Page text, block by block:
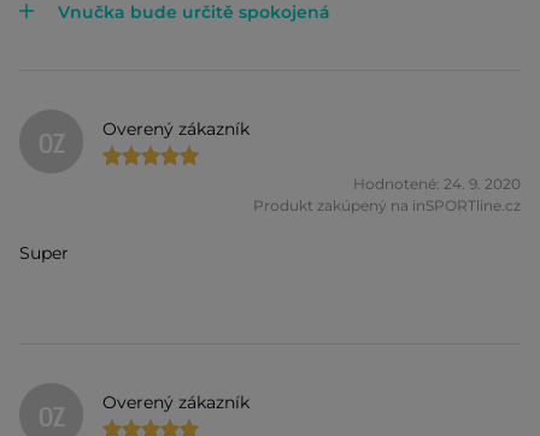
Vnučka bude určitě spokojená
OZ Overený zákazník
Hodnotené: 24. 9. 2020
Produkt zakúpený na inSPORTline.cz
Super
OZ Overený zákazník